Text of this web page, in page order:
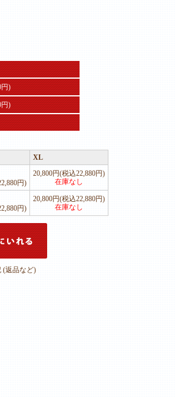
円)
円)
XL
円)
20,800円(税込22,880円)
在庫なし
円)
20,800円(税込22,880円)
在庫なし
(返品など)